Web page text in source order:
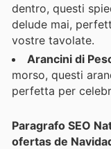
dentro, questi
delude mai,
vostre tavolate.
Arancini di
morso, questi
perfetta per
Paragrafo SEO
ofertas de